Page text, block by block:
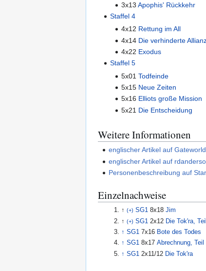
3x13 Apophis' Rückkehr
Staffel 4
4x12 Rettung im All
4x14 Die verhinderte
4x22 Exodus
Staffel 5
5x01 Todfeinde
5x15 Neue Zeiten
5x16 Elliots große Mission
5x21 Die Entscheidung
Weitere Informationen
englischer Artikel auf
englischer Artikel auf
Personenbeschreibung auf
Einzelnachweise
↑ (+) SG1 8x18 Jim
↑ (+) SG1 2x12 Die Tok'ra,
↑ SG1 7x16 Bote des Todes
↑ SG1 8x17 Abrechnung, Teil
↑ SG1 2x11/12 Die Tok'ra